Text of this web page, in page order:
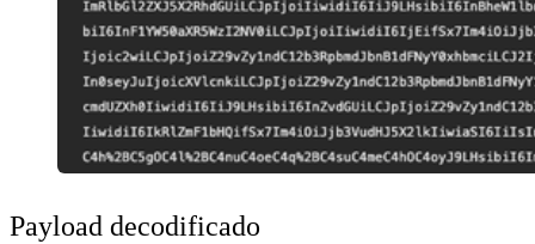
Payload decodificado